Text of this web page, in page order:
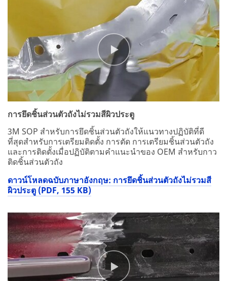
การยึดชิ้นส่วนตัวถังไม่รวมสีผิวประตู
3M SOP สำหรับการยึดชิ้นส่วนตัวถังให้แนวทางปฏิบัติที่ดี
ที่สุดสำหรับการเตรียมติดตั้ง การตัด การเตรียมชิ้นส่วนตัวถัง
และการติดตั้งเมื่อปฏิบัติตามคำแนะนำของ OEM สำหรับกาว
ติดชิ้นส่วนตัวถัง
ดาวน์โหลดฉบับภาษาอังกฤษ: การยึดชิ้นส่วนตัวถังไม่รวมสี
ผิวประตู (PDF, 155 KB)